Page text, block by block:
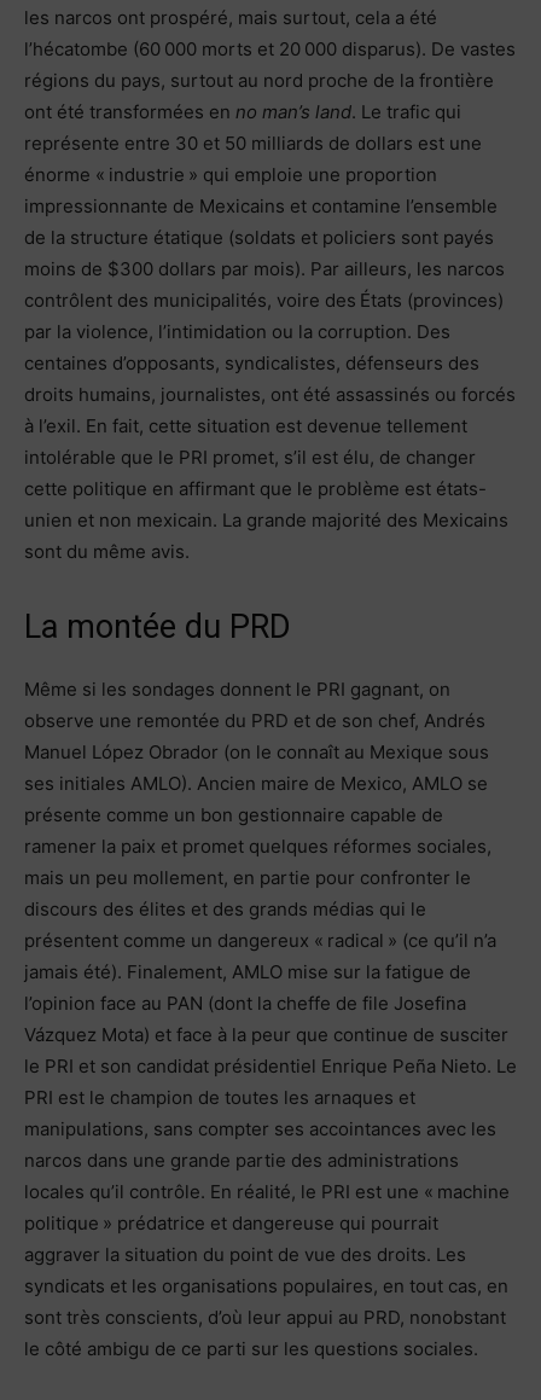
les narcos ont prospéré, mais surtout, cela a été
l’hécatombe (60 000 morts et 20 000 disparus). De vastes
régions du pays, surtout au nord proche de la frontière
ont été transformées en no man’s land. Le trafic qui
représente entre 30 et 50 milliards de dollars est une
énorme « industrie » qui emploie une proportion
impressionnante de Mexicains et contamine l’ensemble
de la structure étatique (soldats et policiers sont payés
moins de $300 dollars par mois). Par ailleurs, les narcos
contrôlent des municipalités, voire des États (provinces)
par la violence, l’intimidation ou la corruption. Des
centaines d’opposants, syndicalistes, défenseurs des
droits humains, journalistes, ont été assassinés ou forcés
à l’exil. En fait, cette situation est devenue tellement
intolérable que le PRI promet, s’il est élu, de changer
cette politique en affirmant que le problème est états-
unien et non mexicain. La grande majorité des Mexicains
sont du même avis.
La montée du PRD
Même si les sondages donnent le PRI gagnant, on
observe une remontée du PRD et de son chef, Andrés
Manuel López Obrador (on le connaît au Mexique sous
ses initiales AMLO). Ancien maire de Mexico, AMLO se
présente comme un bon gestionnaire capable de
ramener la paix et promet quelques réformes sociales,
mais un peu mollement, en partie pour confronter le
discours des élites et des grands médias qui le
présentent comme un dangereux « radical » (ce qu’il n’a
jamais été). Finalement, AMLO mise sur la fatigue de
l’opinion face au PAN (dont la cheffe de file Josefina
Vázquez Mota) et face à la peur que continue de susciter
le PRI et son candidat présidentiel Enrique Peña Nieto. Le
PRI est le champion de toutes les arnaques et
manipulations, sans compter ses accointances avec les
narcos dans une grande partie des administrations
locales qu’il contrôle. En réalité, le PRI est une « machine
politique » prédatrice et dangereuse qui pourrait
aggraver la situation du point de vue des droits. Les
syndicats et les organisations populaires, en tout cas, en
sont très conscients, d’où leur appui au PRD, nonobstant
le côté ambigu de ce parti sur les questions sociales.